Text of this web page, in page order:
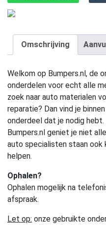
Omschrijving
Welkom op Bumpers.nl, de
onderdelen voor echt alle
zoek naar auto materialen
reparatie? Dan vind je
onderdeel dat je nodig
Bumpers.nl geniet je niet
auto specialisten staan ook
helpen.
Ophalen?
Ophalen mogelijk na
afspraak.
Let op: onze gebruikte